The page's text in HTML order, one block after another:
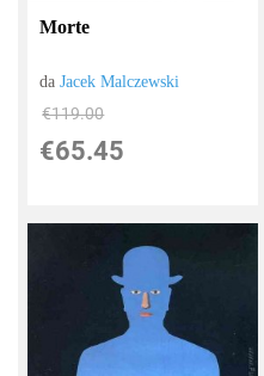
Morte
daJacek Malczewski
€119.00
€65.45